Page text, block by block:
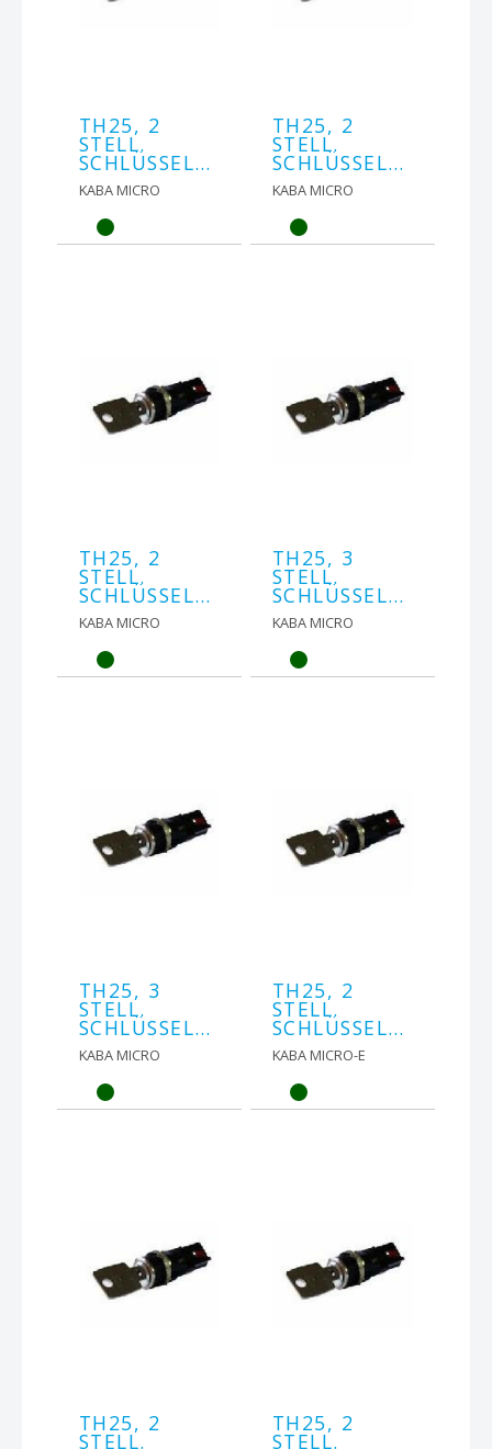
TH25, 2
STELL.
SCHLÜSSELSCHALTER
KABA MICRO
TH25, 2
STELL.
SCHLÜSSELSCHALTER
KABA MICRO
TH25, 2
STELL.
SCHLÜSSELSCHALTER
KABA MICRO
TH25, 3
STELL.
SCHLÜSSELSCHALTER
KABA MICRO
TH25, 3
STELL.
SCHLÜSSELSCHALTER
KABA MICRO
TH25, 2
STELL.
SCHLÜSSELTASTER
KABA MICRO-E
TH25, 2
STELL.
TH25, 2
STELL.